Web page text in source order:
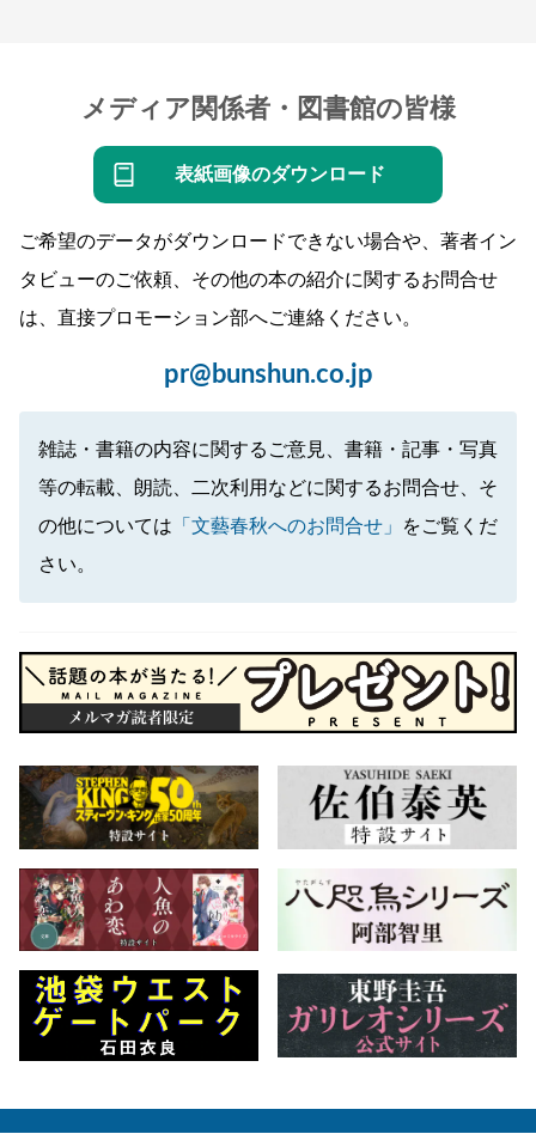
メディア関係者・図書館の皆様
表紙画像のダウンロード
ご希望のデータがダウンロードできない場合や、著者イン
タビューのご依頼、その他の本の紹介に関するお問合せ
は、直接プロモーション部へご連絡ください。
pr@bunshun.co.jp
雑誌・書籍の内容に関するご意見、書籍・記事・写真
等の転載、朗読、二次利用などに関するお問合せ、そ
の他については 「文藝春秋へのお問合せ」
をご覧くだ
さい。